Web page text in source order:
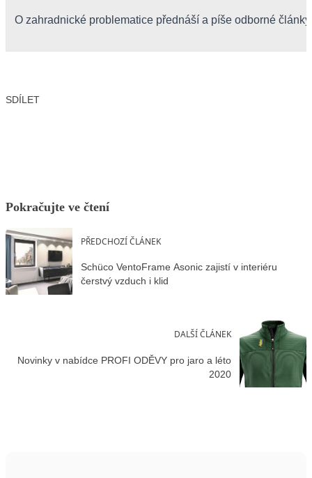
O zahradnické problematice přednáší a píše odborné články.
SDÍLET
Pokračujte ve čtení
PŘEDCHOZÍ ČLÁNEK
Schüco VentoFrame Asonic zajistí v interiéru
čerstvý vzduch i klid
DALŠÍ ČLÁNEK
Novinky v nabídce PROFI ODĚVY pro jaro a léto
2020